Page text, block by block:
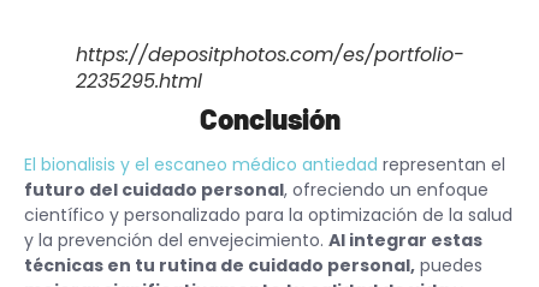
https://depositphotos.com/es/portfolio-
2235295.html
Conclusión
El bionalisis y el escaneo médico antiedad representan el
futuro del cuidado personal, ofreciendo un enfoque
científico y personalizado para la optimización de la salud
y la prevención del envejecimiento. Al integrar estas
técnicas en tu rutina de cuidado personal, puedes